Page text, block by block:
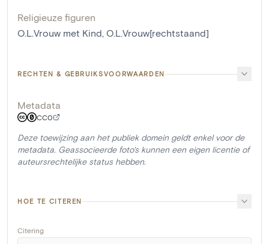
Religieuze figuren
O.L.Vrouw met Kind, O.L.Vrouw[rechtstaand]
RECHTEN & GEBRUIKSVOORWAARDEN
Metadata
CC0
Deze toewijzing aan het publiek domein geldt enkel voor de
metadata. Geassocieerde foto's kunnen een eigen licentie of
auteursrechtelijke status hebben.
HOE TE CITEREN
Citering